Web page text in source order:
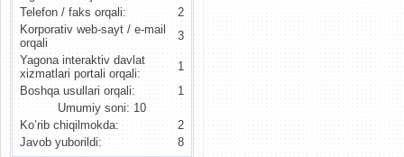
Telefon / faks orqali:
2
Korporativ web-sayt / e-mail
orqali
3
Yagona interaktiv davlat
xizmatlari portali orqali:
1
Boshqa usullari orqali:
1
Umumiy soni: 10
Ko’rib chiqilmokda:
2
Javob yuborildi:
8